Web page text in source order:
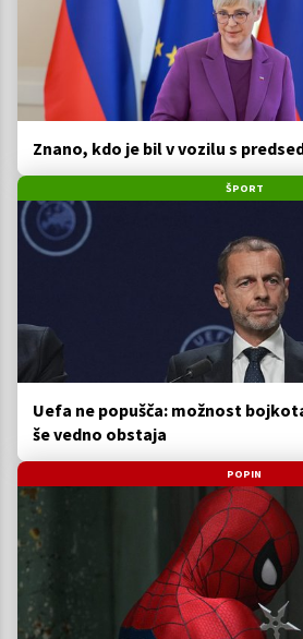
Znano, kdo je bil v vozilu s
ŠPORT
Uefa ne popušča: možnost
še vedno obstaja
POPIN